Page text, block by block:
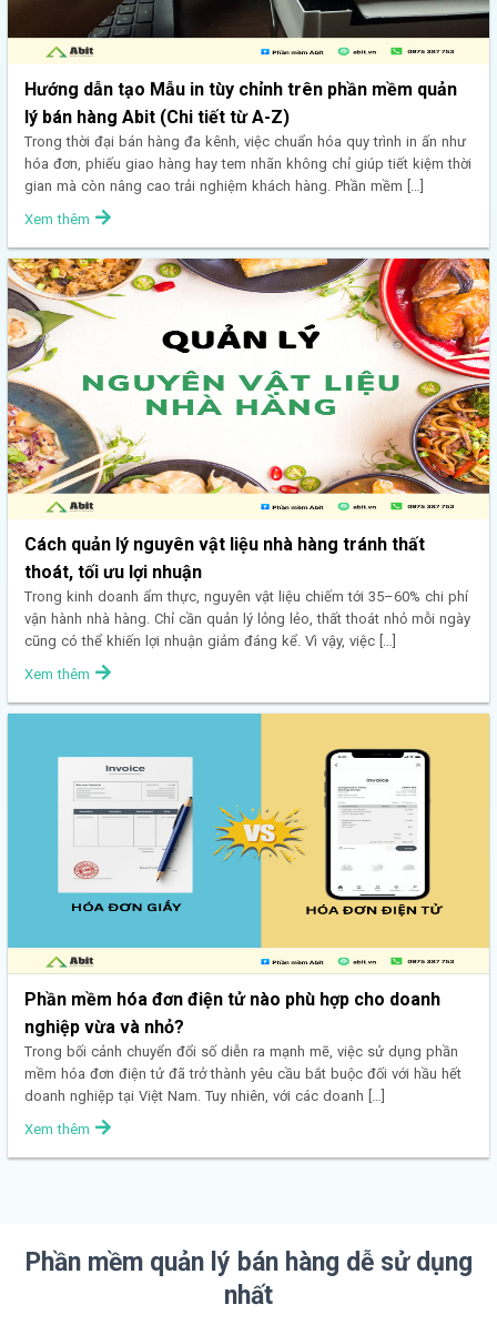
Hướng dẫn tạo Mẫu in tùy chỉnh trên phần mềm quản
lý bán hàng Abit (Chi tiết từ A-Z)
Trong thời đại bán hàng đa kênh, việc chuẩn hóa quy trình in ấn như
hóa đơn, phiếu giao hàng hay tem nhãn không chỉ giúp tiết kiệm thời
gian mà còn nâng cao trải nghiệm khách hàng. Phần mềm […]
Xem thêm
Cách quản lý nguyên vật liệu nhà hàng tránh thất
thoát, tối ưu lợi nhuận
Trong kinh doanh ẩm thực, nguyên vật liệu chiếm tới 35–60% chi phí
vận hành nhà hàng. Chỉ cần quản lý lỏng lẻo, thất thoát nhỏ mỗi ngày
cũng có thể khiến lợi nhuận giảm đáng kể. Vì vậy, việc […]
Xem thêm
Phần mềm hóa đơn điện tử nào phù hợp cho doanh
nghiệp vừa và nhỏ?
Trong bối cảnh chuyển đổi số diễn ra mạnh mẽ, việc sử dụng phần
mềm hóa đơn điện tử đã trở thành yêu cầu bắt buộc đối với hầu hết
doanh nghiệp tại Việt Nam. Tuy nhiên, với các doanh […]
Xem thêm
Phần mềm quản lý bán hàng dễ sử dụng
nhất